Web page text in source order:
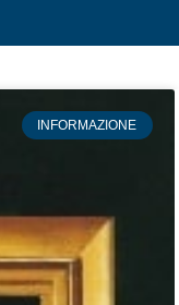
INFORMAZIONE